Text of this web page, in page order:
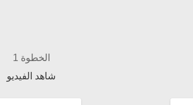
الخطوة 1
شاهد الفيديو